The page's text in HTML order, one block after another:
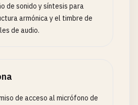
de sonido y síntesis para
armónica y el timbre de
de audio.
de acceso al micrófono de